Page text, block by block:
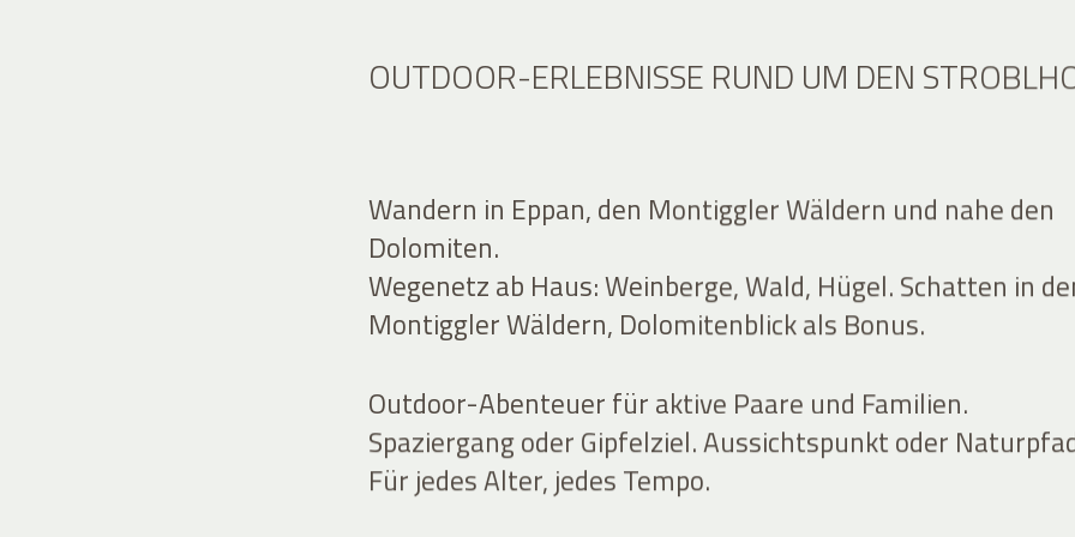
OUTDOOR-ERLEBNISSE RUND UM DEN
Wandern in Eppan, den Montiggler Wäldern und nahe den
Dolomiten.
Wegenetz ab Haus: Weinberge, Wald, Hügel. Schatten in
Montiggler Wäldern, Dolomitenblick als Bonus.
Outdoor-Abenteuer für aktive Paare und Familien.
Spaziergang oder Gipfelziel. Aussichtspunkt oder
Für jedes Alter, jedes Tempo.